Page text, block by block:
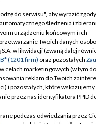
TVP
TVP
Cyfrowa
Regulamin TVP
Polityka prywatności
Moje zgody
Pomoc
do serwisu", aby wyrazić
śledzenia i
urządzeniu końcowym i ich
Twoich danych
w likwidacji (zwaną dalej
(1201 firm) oraz pozostałych
celach marketingowych (w tym do
reklam do Twoich
i pozostałych, które wskazujemy
przez nas identyfikatora PPID
podczas odwiedzania przez